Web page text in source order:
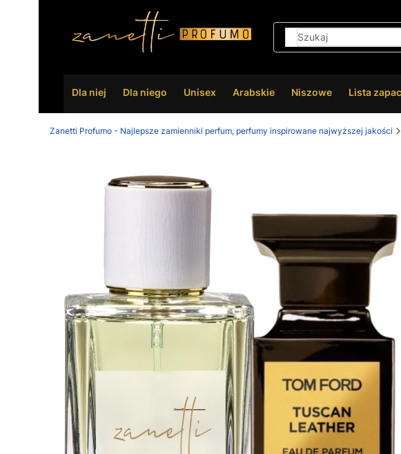
Dla niej Dla niego Unisex Arabskie Niszowe Lista
Zanetti Profumo - Najlepsze zamienniki perfum, perfumy inspirowane najwyższej jakości